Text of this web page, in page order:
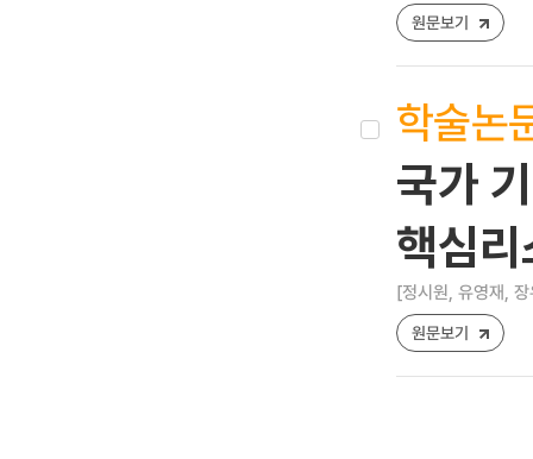
원문보기
학술논
국가
핵심
[정시원, 유영재,
원문보기